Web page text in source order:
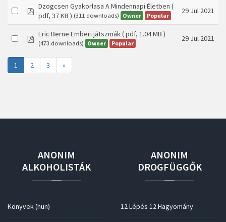
pdf
Dzogcsen Gyakorlasa A Mindennapi Életben (
pdf, 37 KB ) (311 downloads) Owner Popular
29 Jul 2021
pdf
Eric Berne Emberi játszmák( pdf, 1.04 MB )
(473 downloads) Owner Popular
29 Jul 2021
1 2 3 »
ANONIM
ALKOHOLISTÁK
Könyvek (hun)
ANONIM
DROGFÜGGŐK
12 Lépés 12 Hagyomány